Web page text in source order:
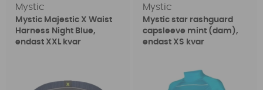
Mystic
Mystic Majestic X Waist
Harness Night Blue,
endast XXL kvar
Mystic
Mystic star rashguard
capsleeve mint (dam),
endast XS kvar